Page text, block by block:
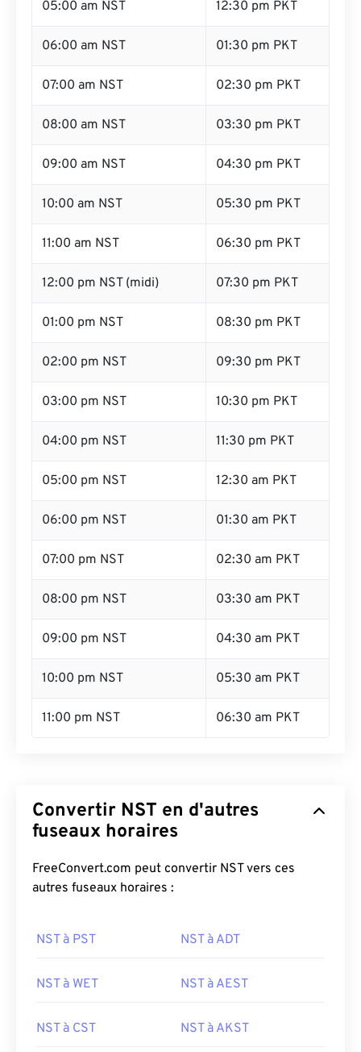
05:00 am NST 12:30 pm PKT
06:00 am NST 01:30 pm PKT
07:00 am NST 02:30 pm PKT
08:00 am NST 03:30 pm PKT
09:00 am NST 04:30 pm PKT
10:00 am NST 05:30 pm PKT
11:00 am NST 06:30 pm PKT
12:00 pm NST (midi) 07:30 pm PKT
01:00 pm NST 08:30 pm PKT
02:00 pm NST 09:30 pm PKT
03:00 pm NST 10:30 pm PKT
04:00 pm NST 11:30 pm PKT
05:00 pm NST 12:30 am PKT
06:00 pm NST 01:30 am PKT
07:00 pm NST 02:30 am PKT
08:00 pm NST 03:30 am PKT
09:00 pm NST 04:30 am PKT
10:00 pm NST 05:30 am PKT
11:00 pm NST 06:30 am PKT
Convertir NST en d'autres
fuseaux horaires
FreeConvert.com peut convertir NST vers ces
autres fuseaux horaires :
NST à PST NST à ADT
NST à WET NST à AEST
NST à CST NST à AKST